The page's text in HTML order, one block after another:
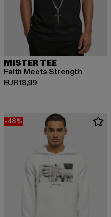
MISTER TEE
Faith Meets Strength
EUR 18,99
Huidige prijs: EUR 18,99
-48%